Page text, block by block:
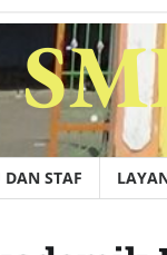
DAN STAF